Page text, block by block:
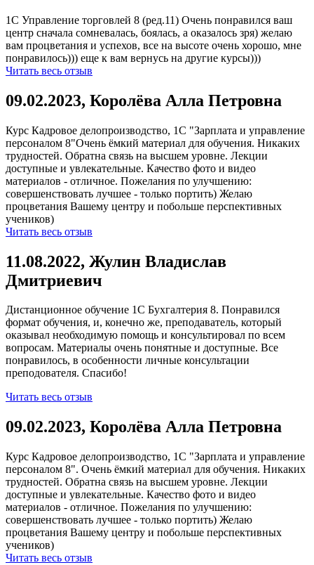
1С Управление торговлей 8 (ред.11) Очень понравился ваш
центр сначала сомневалась, боялась, а оказалось зря) желаю
вам процветания и успехов, все на высоте очень хорошо, мне
понравилось))) еще к вам вернусь на другие курсы)))
Читать весь отзыв
09.02.2023, Королёва Алла Петровна
Курс Кадровое делопроизводство, 1С "Зарплата и управление
персоналом 8"Очень ёмкий материал для обучения. Никаких
трудностей. Обратна связь на высшем уровне. Лекции
доступные и увлекательные. Качество фото и видео
материалов - отличное. Пожелания по улучшению:
совершенствовать лучшее - только портить) Желаю
процветания Вашему центру и побольше перспективных
учеников)
Читать весь отзыв
11.08.2022, Жулин Владислав
Дмитриевич
Дистанционное обучение 1С Бухгалтерия 8. Понравился
формат обучения, и, конечно же, преподаватель, который
оказывал необходимую помощь и консультировал по всем
вопросам. Материалы очень понятные и доступные. Все
понравилось, в особенности личные консультации
преподователя. Спасибо!
Читать весь отзыв
09.02.2023, Королёва Алла Петровна
Курс Кадровое делопроизводство, 1С "Зарплата и управление
персоналом 8". Очень ёмкий материал для обучения. Никаких
трудностей. Обратна связь на высшем уровне. Лекции
доступные и увлекательные. Качество фото и видео
материалов - отличное. Пожелания по улучшению:
совершенствовать лучшее - только портить) Желаю
процветания Вашему центру и побольше перспективных
учеников)
Читать весь отзыв